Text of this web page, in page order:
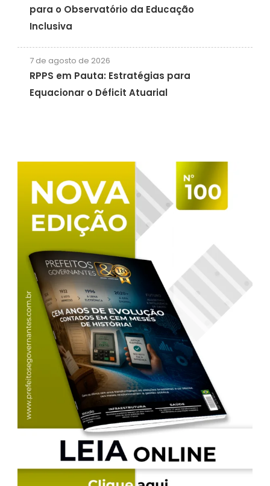
para o Observatório da Educação
Inclusiva
7 de agosto de 2026
RPPS em Pauta: Estratégias para
Equacionar o Déficit Atuarial